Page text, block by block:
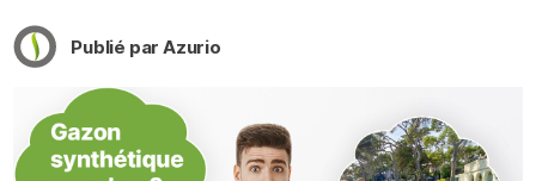
Publié par Azurio